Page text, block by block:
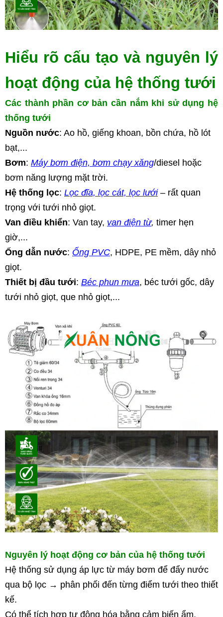
Hiểu rõ cấu tạo và nguyên lý
hoạt động của hệ thống tưới
Các thành phần cơ bản cần nắm khi sử dụng hệ
thống tưới
Nguồn nước: Ao hồ, giếng khoan, bồn chứa, hồ lót
bạt,...
Bơm: Máy bơm điện, bơm chạy xăng/diesel hoặc
bơm năng lượng mặt trời.
Hệ thống lọc: Lọc đĩa, lọc cát, lọc lưới – rất quan
trọng với tưới nhỏ giọt.
Van điều khiển: Van tay, van điện từ, timer hẹn
giờ,...
Ống dẫn nước: Ống PVC, HDPE, PE mềm, dây nhỏ
giọt.
Thiết bị đầu tưới: Béc phun mưa, béc tưới gốc, dây
tưới nhỏ giọt, que nhỏ giọt,...
Nguyên lý hoạt động cơ bản của hệ thống tưới
Hệ thống sử dụng áp lực từ máy bơm để đẩy nước
qua bộ lọc → phân phối đến từng điểm tưới theo thiết
kế.
Có thể tích hợp tự động hóa bằng cảm biến ẩm,